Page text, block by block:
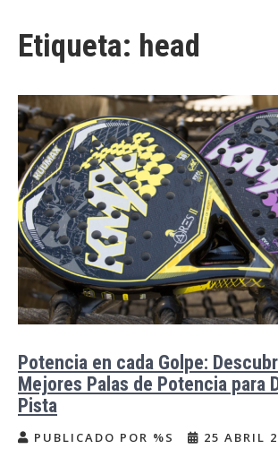
Etiqueta: head
Potencia en cada Golpe:
Mejores Palas de Potencia para
Pista
PUBLICADO POR %S 25 ABRIL